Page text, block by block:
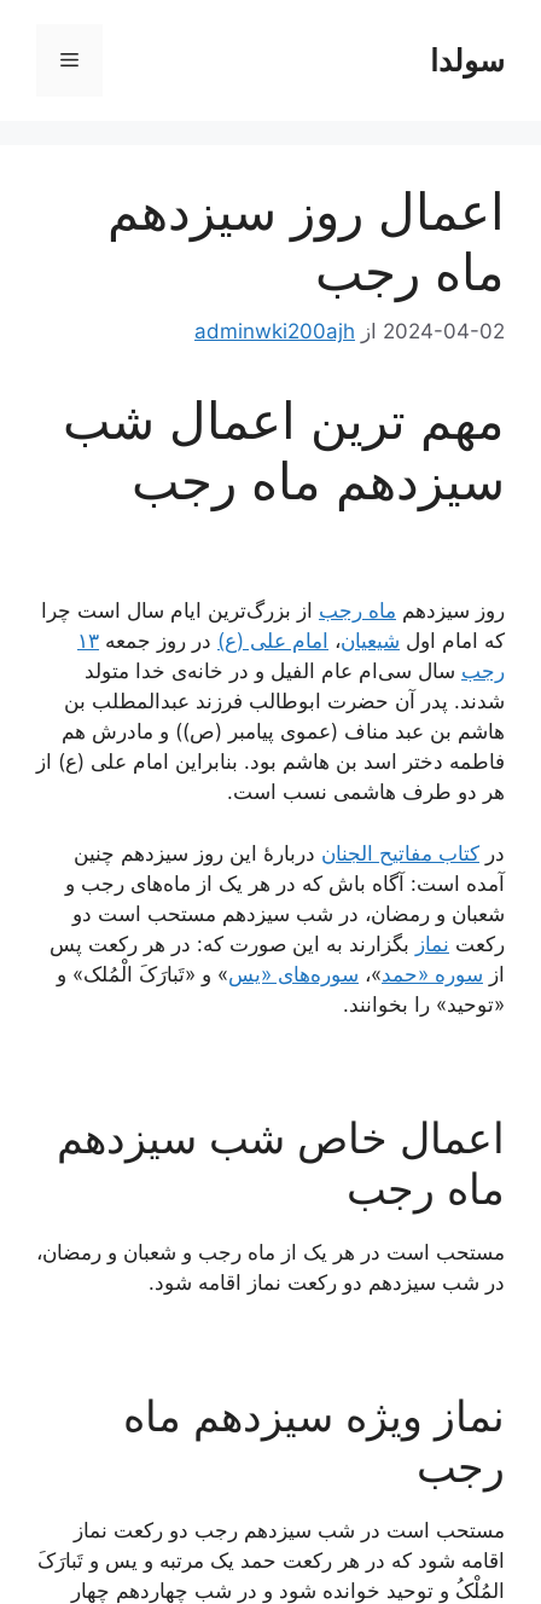
محتواسولدا فهرست
اعمال روز سیزدهم
ماه رجب
2024-04-02 از adminwki200ajh
مهم ترین اعمال شب
سیزدهم ماه رجب
روز سیزدهم ماه رجب از بزرگ‌ترین ایام سال است چرا
که امام اول شیعیان، امام علی (ع) در روز جمعه ۱۳
رجب سال سی‌ام عام الفیل و در خانه‌ی خدا متولد
شدند. پدر آن حضرت ابوطالب فرزند عبدالمطلب بن
هاشم بن عبد مناف (عموی پیامبر (ص)) و مادرش هم
فاطمه دختر اسد بن هاشم بود. بنابراین امام علی (ع) از
هر دو طرف هاشمی نسب است.
در کتاب مفاتیح الجنان دربارۀ این روز سیزدهم چنین
آمده است: آگاه باش که در هر یک از ماه‌های رجب و
شعبان و رمضان، در شب سیزدهم مستحب است دو
رکعت نماز بگزارند به این صورت که: در هر رکعت پس
از سوره «حمد»، سوره‌های «یس» و «تَبارَکَ الْمُلک» و
«توحید» را بخوانند.
اعمال خاص شب سیزدهم
ماه رجب
مستحب است در هر یک از ماه رجب و شعبان و رمضان،
در شب سیزدهم دو رکعت نماز اقامه شود.
نماز ویژه سیزدهم ماه
رجب
مستحب است در شب سیزدهم رجب دو رکعت نماز
اقامه شود که در هر رکعت حمد یک مرتبه و یس و تَبارَکَ
المُلْکُ و توحید خوانده شود و در شب چهاردهم چهار